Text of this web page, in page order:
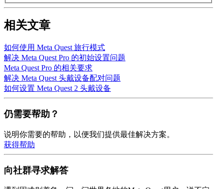
相关文章
如何使用 Meta Quest 旅行模式
解决 Meta Quest Pro 的初始设置问题
Meta Quest Pro 的相关要求
解决 Meta Quest 头戴设备配对问题
如何设置 Meta Quest 2 头戴设备
仍需要帮助？
说明你需要的帮助，以便我们提供最佳解决方案。
获得帮助
向社群寻求解答